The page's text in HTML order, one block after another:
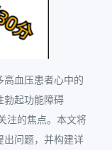
高血压患者心中的
勃起功能障碍
注的焦点。本文将
出问题，并构建详